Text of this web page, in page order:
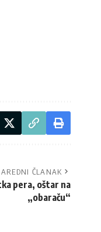
ČLANAK
pera, oštar na
„obaraču“